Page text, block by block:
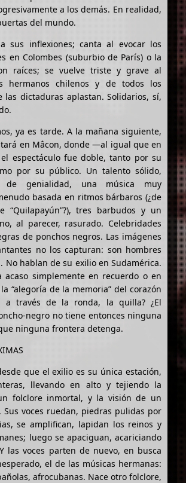
a los demás. En realidad,
del mundo.
sus inflexiones; canta al evocar los
en Colombes (suburbio de París) o la
raíces; se vuelve triste y grave al
hermanos chilenos y de todos los
las dictaduras aplastan. Solidarios, sí,
ya es tarde. A la mañana siguiente,
en Mâcon, donde —al igual que en
espectáculo fue doble, tanto por su
por su público. Un talento sólido,
de genialidad, una música muy
basada en ritmos bárbaros (¿de
“Quilapayún”?), tres barbudos y un
al parecer, rasurado. Celebridades
de ponchos negros. Las imágenes
no los capturan: son hombres
No hablan de su exilio en Sudamérica.
acaso simplemente en recuerdo o en
“alegoría de la memoria” del corazón
a través de la ronda, la quilla? ¿El
negro no tiene entonces ninguna
ninguna frontera detenga.
que el exilio es su única estación,
llevando en alto y tejiendo la
folclore inmortal, y la visión de un
Sus voces ruedan, piedras pulidas por
se amplifican, lapidan los reinos y
luego se apaciguan, acariciando
las voces parten de nuevo, en busca
el de las músicas hermanas:
afrocubanas. Nace otro folclore,